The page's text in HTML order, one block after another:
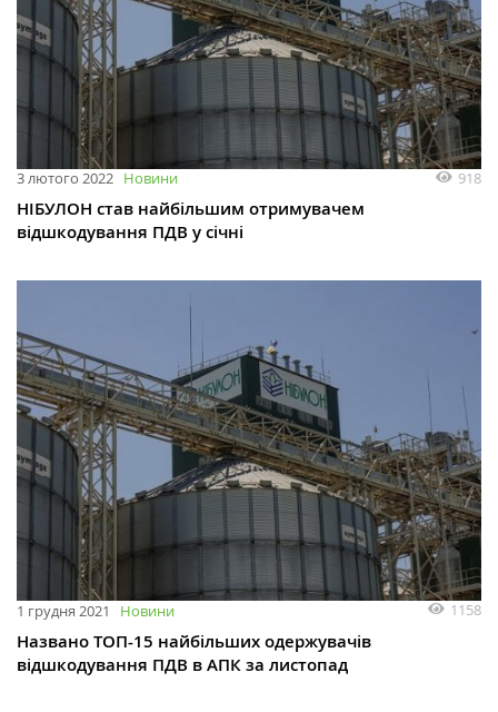
3 лютого 2022 Новини 918
НІБУЛОН став найбільшим отримувачем
відшкодування ПДВ у січні
1 грудня 2021 Новини 1158
Названо ТОП-15 найбільших одержувачів
відшкодування ПДВ в АПК за листопад